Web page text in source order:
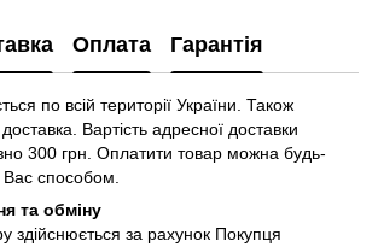
Оплата Гарантія
по всій території України. Також
Вартість адресної доставки
300 грн. Оплатити товар можна будь-
способом.
та обміну
здійснюється за рахунок Покупця